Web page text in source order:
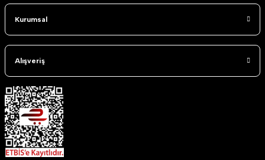
Kurumsal
Alışveriş